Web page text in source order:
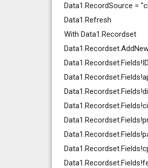
Data1.RecordSource =
Data1.Refresh
With Data1.Recordset